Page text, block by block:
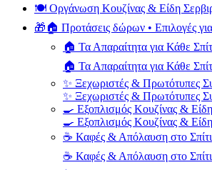
🍽️ Οργάνωση Κουζίνας & Είδη
🎁🏠 Προτάσεις δώρων • Επιλογές για
🏠 Τα Απαραίτητα για Κάθε
🏠 Τα Απαραίτητα για Κάθε
✨ Ξεχωριστές & Πρωτότυπες
✨ Ξεχωριστές & Πρωτότυπες
🍳 Εξοπλισμός Κουζίνας &
🍳 Εξοπλισμός Κουζίνας &
☕ Καφές & Απόλαυση στο Σπίτι
☕ Καφές & Απόλαυση στο Σπίτι